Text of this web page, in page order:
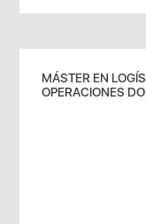
MÁSTER EN
OPERACIONES